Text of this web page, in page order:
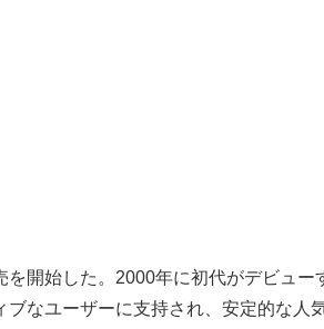
を開始した。2000年に初代がデビュー
なユーザーに支持され、安定的な人